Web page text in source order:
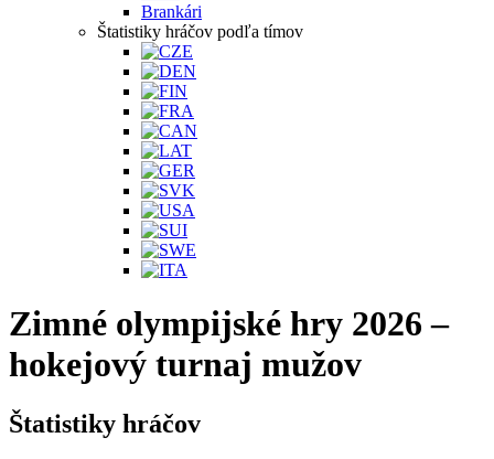
Brankári
Štatistiky hráčov podľa tímov
Zimné olympijské hry 2026 –
hokejový turnaj mužov
Štatistiky hráčov